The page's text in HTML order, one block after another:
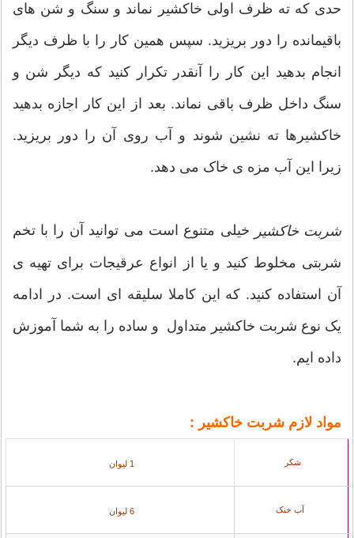
حدی که ته ظرف اولی خاکشیر نماند و سنگ و شن های
باقیمانده را دور بریزید. سپس همین کار را با ظرف دیگر
انجام بدهید این کار را آنقدر تکرار کنید که دیگر شن و
سنگ داخل ظرف باقی نماند. بعد از این کار اجازه بدهید
خاکشیرها ته نشین شوند و آب روی آن را دور بریزید.
زیرا این آب مزه ی خاک می دهد.
شربت خاکشیر خیلی متنوع است می توانید آن را با تخم
شربتی مخلوط کنید و یا از انواع عرقیجات برای تهیه ی
آن استفاده کنید. که این کاملا سلیقه ای است. در ادامه
یک نوع شربت خاکشیر متداول و ساده را به شما آموزش
داده ایم.
مواد لازم شربت خاکشیر :
شکر 1 لیوان
آب خنک 6 لیوان